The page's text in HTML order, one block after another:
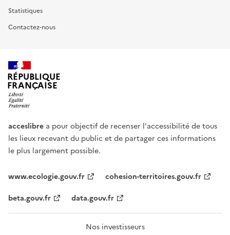
Statistiques
Contactez-nous
RÉPUBLIQUE
FRANÇAISE
acceslibre a pour objectif de recenser l'accessibilité de tous
les lieux recevant du public et de partager ces informations
le plus largement possible.
www.ecologie.gouv.fr
cohesion-territoires.gouv.fr
beta.gouv.fr
data.gouv.fr
Nos investisseurs